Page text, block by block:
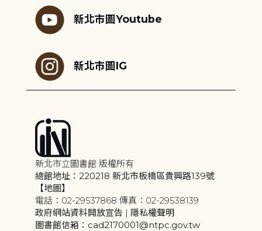
新北市圖Youtube
新北市圖IG
新北市立圖書館 版權所有
總館地址：220218 新北市板橋區貴興路139號
【地圖】
電話：02-29537868 傳真：02-29538139
政府網站資料開放宣告 | 隱私權聲明
圖書館信箱：cad2170001@ntpc.gov.tw